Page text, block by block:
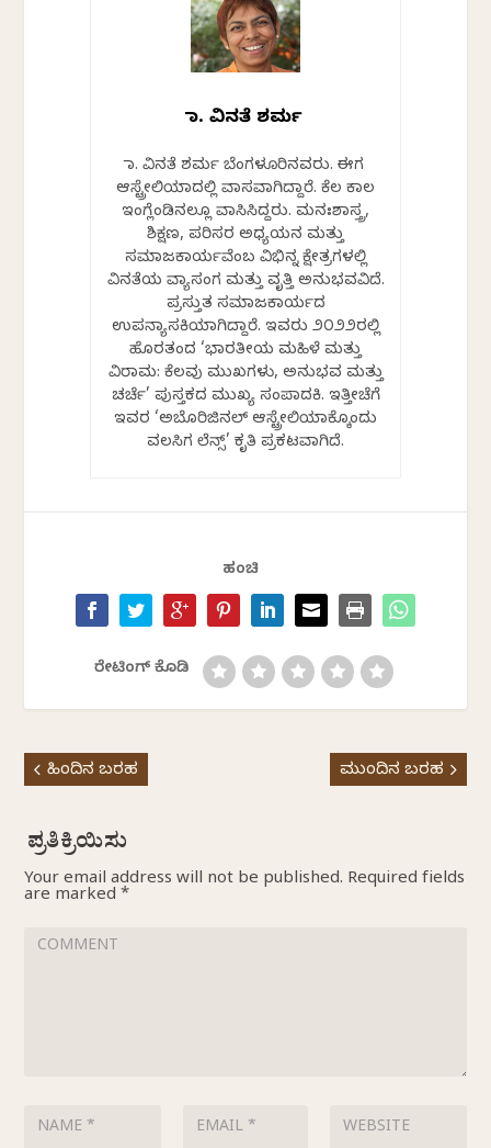
ಡಾ. ವಿನತೆ ಶರ್ಮ
ಡಾ. ವಿನತೆ ಶರ್ಮ ಬೆಂಗಳೂರಿನವರು. ಈಗ
ಆಸ್ಟ್ರೇಲಿಯಾದಲ್ಲಿ ವಾಸವಾಗಿದ್ದಾರೆ. ಕೆಲ ಕಾಲ
ಇಂಗ್ಲೆಂಡಿನಲ್ಲೂ ವಾಸಿಸಿದ್ದರು. ಮನಃಶಾಸ್ತ್ರ,
ಶಿಕ್ಷಣ, ಪರಿಸರ ಅಧ್ಯಯನ ಮತ್ತು
ಸಮಾಜಕಾರ್ಯವೆಂಬ ವಿಭಿನ್ನ ಕ್ಷೇತ್ರಗಳಲ್ಲಿ
ವಿನತೆಯ ವ್ಯಾಸಂಗ ಮತ್ತು ವೃತ್ತಿ ಅನುಭವವಿದೆ.
ಪ್ರಸ್ತುತ ಸಮಾಜಕಾರ್ಯದ
ಉಪನ್ಯಾಸಕಿಯಾಗಿದ್ದಾರೆ. ಇವರು ೨೦೨೨ರಲ್ಲಿ
ಹೊರತಂದ ‘ಭಾರತೀಯ ಮಹಿಳೆ ಮತ್ತು
ವಿರಾಮ: ಕೆಲವು ಮುಖಗಳು, ಅನುಭವ ಮತ್ತು
ಚರ್ಚೆ’ ಪುಸ್ತಕದ ಮುಖ್ಯ ಸಂಪಾದಕಿ. ಇತ್ತೀಚೆಗೆ
ಇವರ ‘ಅಬೊರಿಜಿನಲ್ ಆಸ್ಟ್ರೇಲಿಯಾಕ್ಕೊಂದು
ವಲಸಿಗ ಲೆನ್ಸ್’ ಕೃತಿ ಪ್ರಕಟವಾಗಿದೆ.
ಹಂಚಿ
ರೇಟಿಂಗ್ ಕೊಡಿ
ಹಿಂದಿನ ಬರಹ ಮುಂದಿನ ಬರಹ
Your email address will not be published. Required fields
are marked *